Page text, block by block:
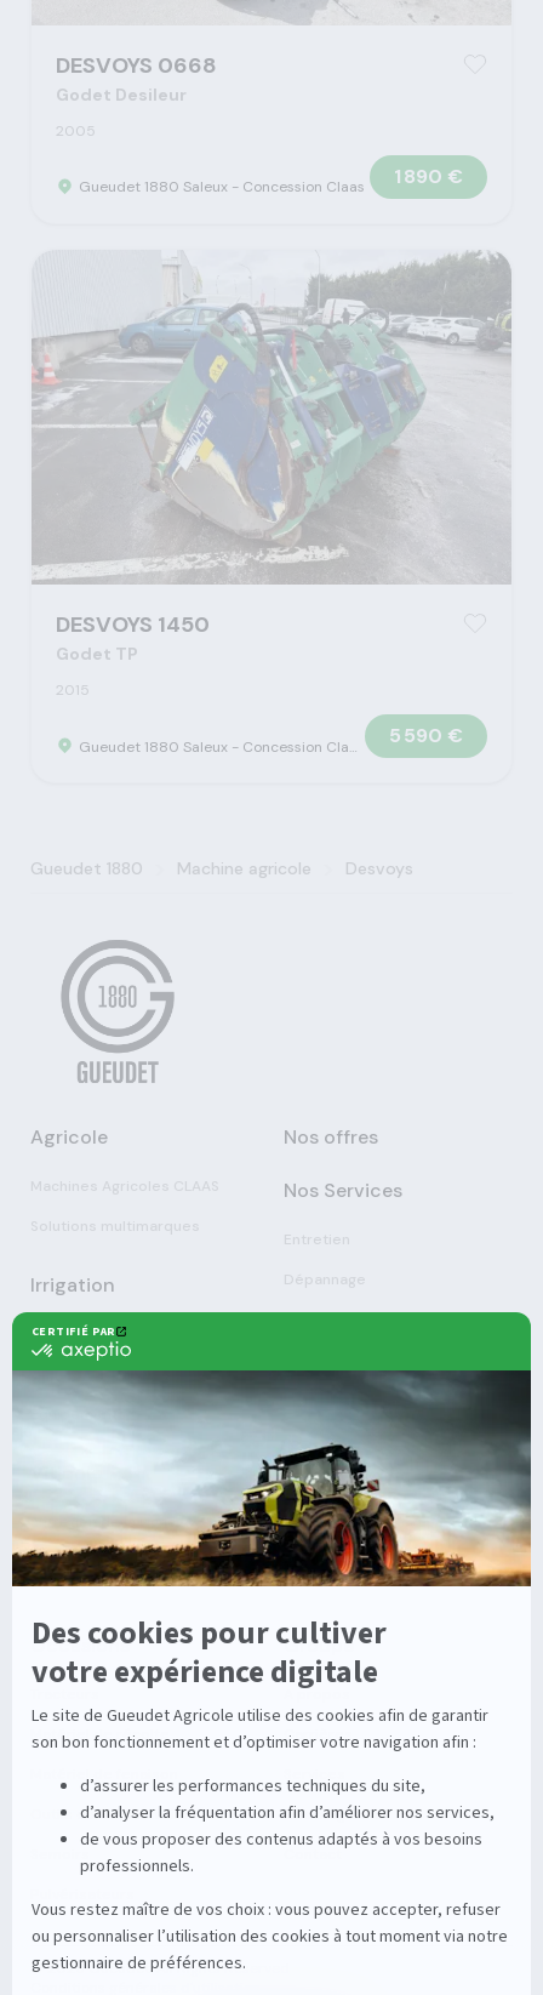
DESVOYS 0668
Godet Desileur
2005
Gueudet 1880 Saleux - Concession Claas 1 890 €
DESVOYS 1450
Godet TP
2015
Gueudet 1880 Saleux - Concession Claas 5 590 €
Gueudet 1880 Machine agricole Desvoys
Agricole
Irrigation
Enrouleurs
Stations
Équipements
Entretien de la vigne
Entretien du sol
Nos offres
Nos Services
Démonstration
Occasions
Matériel de récolte
Matériel de fenaison
Outils du sol non animé
Groupe
A propos
Carrières
Services
Nos magasins
© 2026 Gueudet. All Rights Reserved